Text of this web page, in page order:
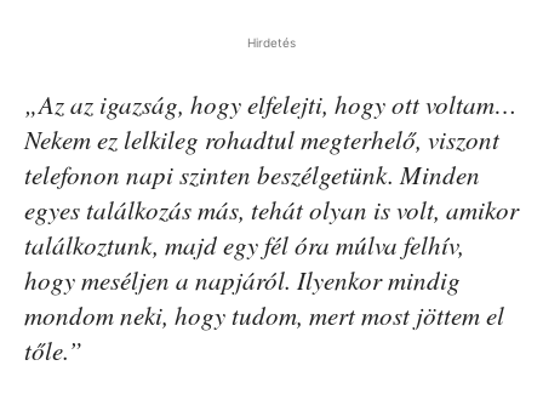
Hirdetés
„Az az igazság, hogy elfelejti, hogy ott voltam…
Nekem ez lelkileg rohadtul megterhelő, viszont
telefonon napi szinten beszélgetünk. Minden
egyes találkozás más, tehát olyan is volt, amikor
találkoztunk, majd egy fél óra múlva felhív,
hogy meséljen a napjáról. Ilyenkor mindig
mondom neki, hogy tudom, mert most jöttem el
tőle.”